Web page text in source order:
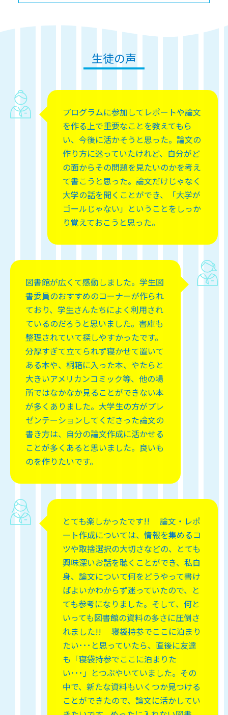
生徒の声
プログラムに参加してレポートや論文
を作る上で重要なことを教えてもら
い、今後に活かそうと思った。論文の
作り方に迷っていたけれど、自分がど
の面からその問題を見たいのかを考え
て書こうと思った。論文だけじゃなく
大学の話を聞くことができ、「大学が
ゴールじゃない」ということをしっか
り覚えておこうと思った。
図書館が広くて感動しました。学生図
書委員のおすすめのコーナーが作られ
ており、学生さんたちによく利用され
ているのだろうと思いました。書庫も
整理されていて探しやすかったです。
分厚すぎて立てられず寝かせて置いて
ある本や、桐箱に入った本、やたらと
大きいアメリカンコミック等、他の場
所ではなかなか見ることができない本
が多くありました。大学生の方がプレ
ゼンテーションしてくださった論文の
書き方は、自分の論文作成に活かせる
ことが多くあると思いました。良いも
のを作りたいです。
とても楽しかったです!! 論文・レポ
ート作成については、情報を集めるコ
ツや取捨選択の大切さなどの、とても
興味深いお話を聴くことができ、私自
身、論文について何をどうやって書け
ばよいかわからず迷っていたので、と
ても参考になりました。そして、何と
いっても図書館の資料の多さに圧倒さ
れました!! 寝袋持参でここに泊まり
たい･･･と思っていたら、直後に友達
も「寝袋持参でここに泊まりた
い･･･」とつぶやいていました。その
中で、新たな資料もいくつか見つける
ことができたので、論文に活かしてい